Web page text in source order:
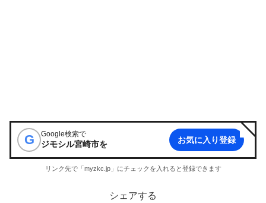
G Google検索で
ジモシル宮崎市を お気に入り登録
リンク先で「myzkc.jp」にチェックを入れると登録できます
シェアする